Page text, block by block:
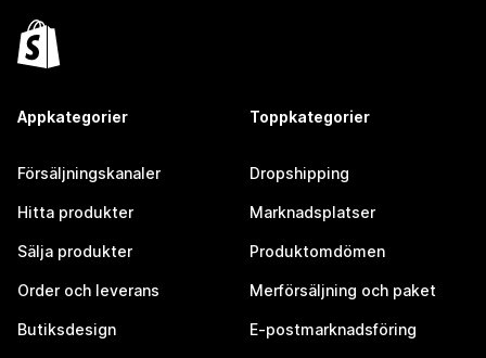
Appkategorier
Försäljningskanaler
Hitta produkter
Sälja produkter
Order och leverans
Butiksdesign
Toppkategorier
Dropshipping
Marknadsplatser
Produktomdömen
Merförsäljning och paket
E-postmarknadsföring